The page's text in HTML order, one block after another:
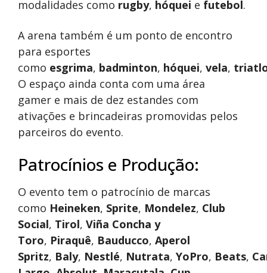
modalidades como rugby, hóquei e futebol.
A arena também é um ponto de encontro
para esportes
como esgrima, badminton, hóquei, vela,
O espaço ainda conta com uma área
gamer e mais de dez estandes com
ativações e brincadeiras promovidas pelos
parceiros do evento.
Patrocínios e Produção:
O evento tem o patrocínio de marcas
como Heineken, Sprite, Mondelez, Club
Social, Tirol, Viña Concha y
Toro, Piraquê, Bauducco, Aperol
Spritz, Baly, Nestlé, Nutrata, YoPro, Beats,